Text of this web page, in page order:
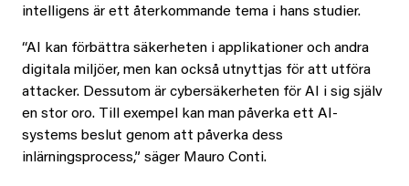
intelligens är ett återkommande tema i hans studier.
“AI kan förbättra säkerheten i applikationer och andra
digitala miljöer, men kan också utnyttjas för att utföra
attacker. Dessutom är cybersäkerheten för AI i sig själv
en stor oro. Till exempel kan man påverka ett AI-
systems beslut genom att påverka dess
inlärningsprocess,” säger Mauro Conti.